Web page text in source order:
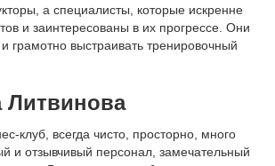
а специалисты, которые искренне
и заинтересованы в их прогрессе. Они
грамотно выстраивать тренировочный
Литвинова
клуб, всегда чисто, просторно, много
и отзывчивый персонал, замечательный